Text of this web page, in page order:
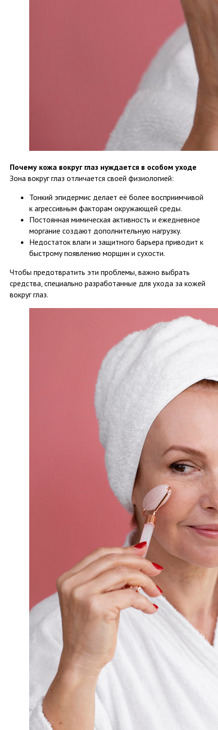
Почему кожа вокруг глаз нуждается в особом уходе
Зона вокруг глаз отличается своей физиологией:
Тонкий эпидермис делает её более восприимчивой
к агрессивным факторам окружающей среды.
Постоянная мимическая активность и ежедневное
моргание создают дополнительную нагрузку.
Недостаток влаги и защитного барьера приводит к
быстрому появлению морщин и сухости.
Чтобы предотвратить эти проблемы, важно выбрать
средства, специально разработанные для ухода за кожей
вокруг глаз.